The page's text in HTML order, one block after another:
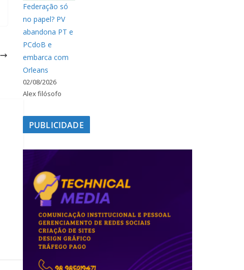
Federação só
no papel? PV
abandona PT e
PCdoB e
embarca com
Orleans
02/08/2026
Alex filósofo
PUBLICIDADE